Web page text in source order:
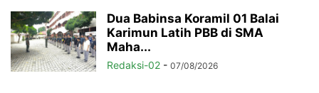
Dua Babinsa Koramil 01 Balai
Karimun Latih PBB di SMA
Maha...
Redaksi-02 - 07/08/2026